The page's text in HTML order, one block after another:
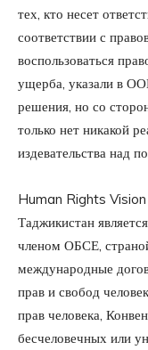
тех, кто несет
соответствии с
воспользоваться
ущерба, указали в
решения, но со
только нет никакой
издевательства над
Human Rights Vision
Таджикистан
членом ОБСЕ,
международные
прав и свобод
прав человека,
бесчеловечных или